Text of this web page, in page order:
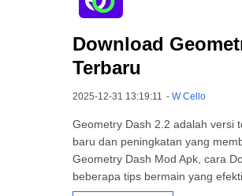
Download
Terbaru
2025-12-31 13:19:11 - W Cello
Geometry Dash 2.2 adalah versi
baru dan peningkatan yang
Geometry Dash Mod Apk, cara
beberapa tips bermain yang